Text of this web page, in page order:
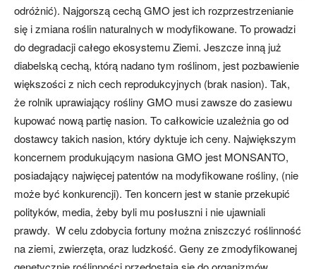
odróżnić). Najgorszą cechą GMO jest ich rozprzestrzenianie
się i zmiana roślin naturalnych w modyfikowane. To prowadzi
do degradacji całego ekosystemu Ziemi. Jeszcze inną już
diabelską cechą, którą nadano tym roślinom, jest pozbawienie
większości z nich cech reprodukcyjnych (brak nasion). Tak,
że rolnik uprawiający rośliny GMO musi zawsze do zasiewu
kupować nową partię nasion. To całkowicie uzależnia go od
dostawcy takich nasion, który dyktuje ich ceny. Największym
koncernem produkującym nasiona GMO jest MONSANTO,
posiadający najwięcej patentów na modyfikowane rośliny, (nie
może być konkurencji). Ten koncern jest w stanie przekupić
polityków, media, żeby byli mu posłuszni i nie ujawniali
prawdy. W celu zdobycia fortuny można zniszczyć roślinność
na ziemi, zwierzęta, oraz ludzkość. Geny ze zmodyfikowanej